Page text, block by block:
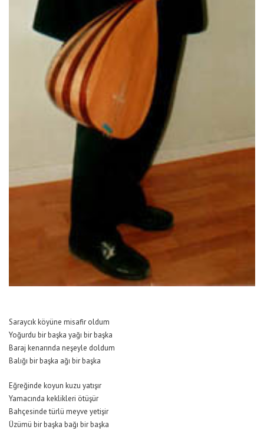
Saraycık köyüne misafir oldum
Yoğurdu bir başka yağı bir başka
Baraj kenarında neşeyle doldum
Balığı bir başka ağı bir başka
Eğreğinde koyun kuzu yatışır
Yamacında keklikleri ötüşür
Bahçesinde türlü meyve yetişir
Üzümü bir başka bağı bir başka